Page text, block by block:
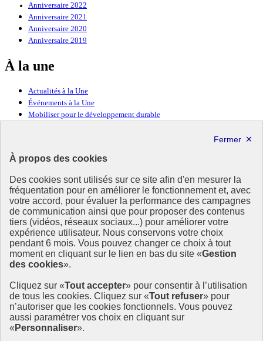
À propos des cookies
Des cookies sont utilisés sur ce site afin d'en mesurer la
fréquentation pour en améliorer le fonctionnement et, avec
votre accord, pour évaluer la performance des campagnes
de communication ainsi que pour proposer des contenus
tiers (vidéos, réseaux sociaux...) pour améliorer votre
expérience utilisateur. Nous conservons votre choix
pendant 6 mois. Vous pouvez changer ce choix à tout
moment en cliquant sur le lien en bas du site «Gestion
des cookies».
Cliquez sur «Tout accepter» pour consentir à l’utilisation
de tous les cookies. Cliquez sur «Tout refuser» pour
n’autoriser que les cookies fonctionnels. Vous pouvez
aussi paramétrer vos choix en cliquant sur
« Personnaliser».
Anniversaire 2022
Anniversaire 2021
Anniversaire 2020
Anniversaire 2019
À la une
Actualités à la Une
Événements à la Une
Mobiliser pour le développement durable
Ressources
Ressources
La Méth’ODD
Gouvernement
Ce site propose l’information de référence concernant l’Agenda
2030 et la feuille de route de la France. Il valorise la mobilisation de
tous les acteurs.
info.gouv.fr- ouvre une nouvelle fenêtre
service-public.fr - ouvre une nouvelle fenêtre
legifrance.gouv.fr- ouvre une nouvelle fenêtre
data.gouv.fr- ouvre une nouvelle fenêtre
Plan du site